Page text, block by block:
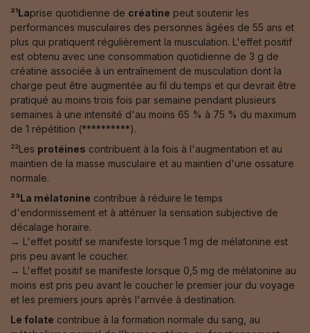
²¹Laprise quotidienne de créatine peut soutenir les
performances musculaires des personnes âgées de 55 ans et
plus qui pratiquent régulièrement la musculation. L'effet positif
est obtenu avec une consommation quotidienne de 3 g de
créatine associée à un entraînement de musculation dont la
charge peut être augmentée au fil du temps et qui devrait être
pratiqué au moins trois fois par semaine pendant plusieurs
semaines à une intensité d'au moins 65 % à 75 % du maximum
de 1 répétition (**********).
²²Les protéines contribuent à la fois à l'augmentation et au
maintien de la masse musculaire et au maintien d'une ossature
normale.
²³La mélatonine contribue à réduire le temps
d'endormissement et à atténuer la sensation subjective de
décalage horaire.
→ L'effet positif se manifeste lorsque 1 mg de mélatonine est
pris peu avant le coucher.
→ L'effet positif se manifeste lorsque 0,5 mg de mélatonine au
moins est pris peu avant le coucher le premier jour du voyage
et les premiers jours après l'arrivée à destination.
Le folate contribue à la formation normale du sang, au